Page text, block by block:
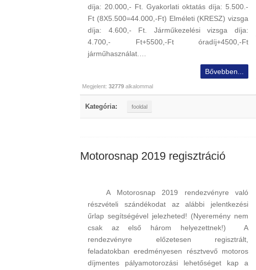
díja: 20.000,- Ft. Gyakorlati oktatás díja: 5.500.-
Ft (8X5.500=44.000,-Ft) Elméleti (KRESZ) vizsga
díja: 4.600,- Ft. Járműkezelési vizsga díja:
4.700,- Ft+5500,-Ft óradíj+4500,-Ft
járműhasználat.…
Bővebben...
Megjelent: 32779 alkalommal
Kategória: fooldal
Motorosnap 2019 regisztráció
A Motorosnap 2019 rendezvényre való
részvételi szándékodat az alábbi jelentkezési
űrlap segítségével jelezheted! (Nyeremény nem
csak az első három helyezettnek!) A
rendezvényre előzetesen regisztrált,
feladatokban eredményesen résztvevő motoros
díjmentes pályamotorozási lehetőséget kap a